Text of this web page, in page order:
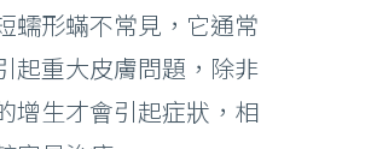
蠕形蟎不常見，它通常
起重大皮膚問題，除非
增生才會引起症狀，相